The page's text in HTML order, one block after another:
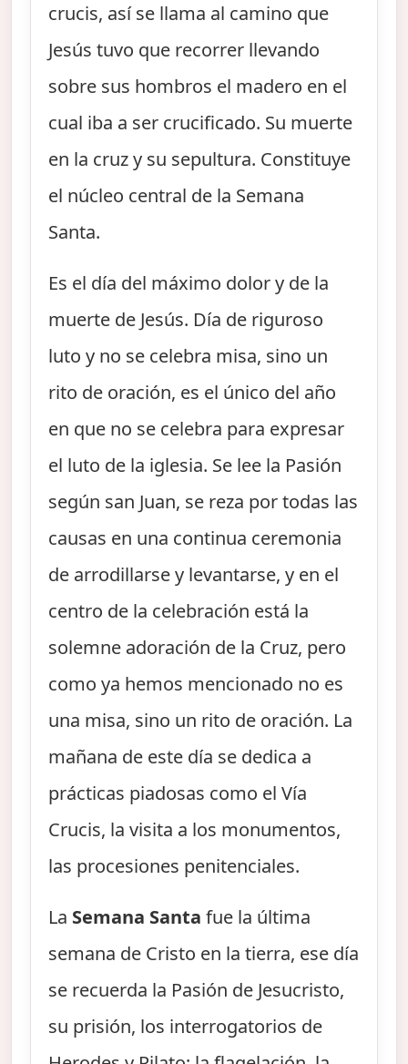
crucis, así se llama al camino que
Jesús tuvo que recorrer llevando
sobre sus hombros el madero en el
cual iba a ser crucificado. Su muerte
en la cruz y su sepultura. Constituye
el núcleo central de la Semana
Santa.
Es el día del máximo dolor y de la
muerte de Jesús. Día de riguroso
luto y no se celebra misa, sino un
rito de oración, es el único del año
en que no se celebra para expresar
el luto de la iglesia. Se lee la Pasión
según san Juan, se reza por todas las
causas en una continua ceremonia
de arrodillarse y levantarse, y en el
centro de la celebración está la
solemne adoración de la Cruz, pero
como ya hemos mencionado no es
una misa, sino un rito de oración. La
mañana de este día se dedica a
prácticas piadosas como el Vía
Crucis, la visita a los monumentos,
las procesiones penitenciales.
La Semana Santa fue la última
semana de Cristo en la tierra, ese día
se recuerda la Pasión de Jesucristo,
su prisión, los interrogatorios de